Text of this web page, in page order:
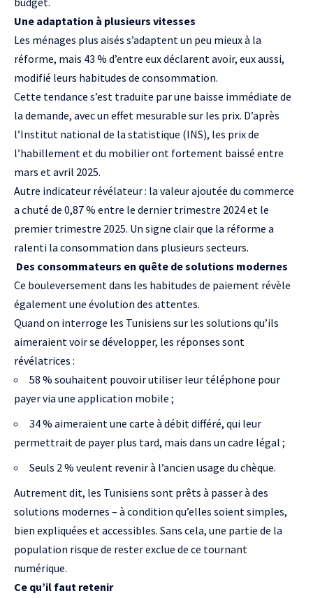
Une adaptation à plusieurs vitesses
Les ménages plus aisés s’adaptent un peu mieux à la
réforme, mais 43 % d’entre eux déclarent avoir, eux aussi,
modifié leurs habitudes de consommation.
Cette tendance s’est traduite par une baisse immédiate de
la demande, avec un effet mesurable sur les prix. D’après
l’Institut national de la statistique (INS), les prix de
l’habillement et du mobilier ont fortement baissé entre
mars et avril 2025.
Autre indicateur révélateur : la valeur ajoutée du commerce
a chuté de 0,87 % entre le dernier trimestre 2024 et le
premier trimestre 2025. Un signe clair que la réforme a
ralenti la consommation dans plusieurs secteurs.
Des consommateurs en quête de solutions modernes
Ce bouleversement dans les habitudes de paiement révèle
également une évolution des attentes.
Quand on interroge les Tunisiens sur les solutions qu’ils
aimeraient voir se développer, les réponses sont
révélatrices :
58 % souhaitent pouvoir utiliser leur téléphone pour
payer via une application mobile ;
34 % aimeraient une carte à débit différé, qui leur
permettrait de payer plus tard, mais dans un cadre légal ;
Seuls 2 % veulent revenir à l’ancien usage du chèque.
Autrement dit, les Tunisiens sont prêts à passer à des
solutions modernes – à condition qu’elles soient simples,
bien expliquées et accessibles. Sans cela, une partie de la
population risque de rester exclue de ce tournant
numérique.
Ce qu’il faut retenir